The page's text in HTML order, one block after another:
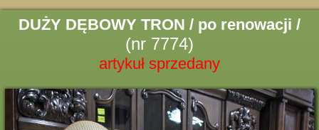
DUŻY DĘBOWY TRON / po renowacji /
(nr 7774)
artykuł sprzedany